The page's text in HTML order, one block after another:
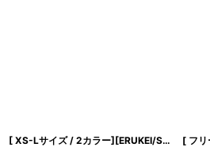
[ XS-Lサイズ / 2カラー][ERUKEI/SETTAN]ホワイト・レッド・総レース・ハイウエスト・シアー・インナーミニ・タイト・ストレートライン・ロングドレス[送料無料]